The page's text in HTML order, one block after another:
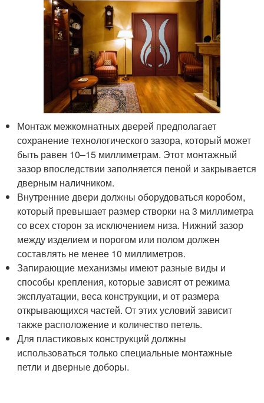
Монтаж межкомнатных дверей предполагает
сохранение технологического зазора, который может
быть равен 10–15 миллиметрам. Этот монтажный
зазор впоследствии заполняется пеной и закрывается
дверным наличником.
Внутренние двери должны оборудоваться коробом,
который превышает размер створки на 3 миллиметра
со всех сторон за исключением низа. Нижний зазор
между изделием и порогом или полом должен
составлять не менее 10 миллиметров.
Запирающие механизмы имеют разные виды и
способы крепления, которые зависят от режима
эксплуатации, веса конструкции, и от размера
открывающихся частей. От этих условий зависит
также расположение и количество петель.
Для пластиковых конструкций должны
использоваться только специальные монтажные
петли и дверные доборы.